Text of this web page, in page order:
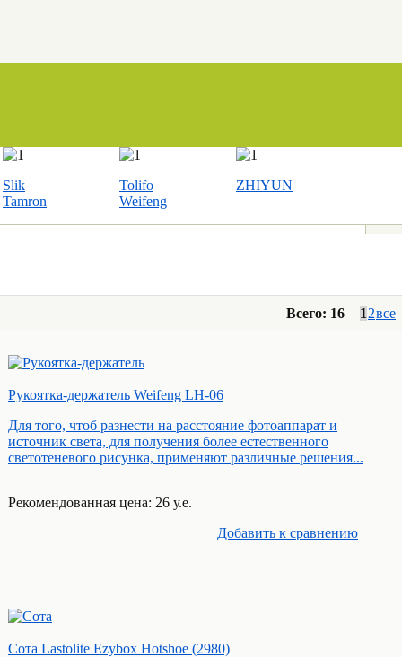
Slik
Tamron
Tolifo
Weifeng
ZHIYUN
Всего: 16 1 2все
Рукоятка-держатель Weifeng LH-06
Для того, чтоб разнести на расстояние фотоаппарат и
источник света, для получения более естественного
светотеневого рисунка, применяют различные решения...
Рекомендованная цена: 26 у.е.
Добавить к cравнению
Сота Lastolite Ezybox Hotshoe (2980)